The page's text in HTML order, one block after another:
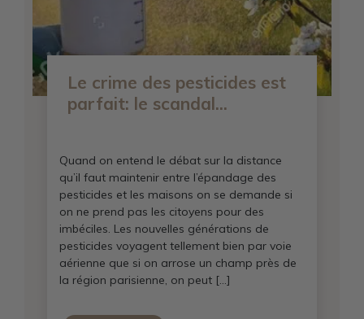
Le crime des pesticides est
parfait: le scandal...
Quand on entend le débat sur la distance
qu’il faut maintenir entre l’épandage des
pesticides et les maisons on se demande si
on ne prend pas les citoyens pour des
imbéciles. Les nouvelles générations de
pesticides voyagent tellement bien par voie
aérienne que si on arrose un champ près de
la région parisienne, on peut […]